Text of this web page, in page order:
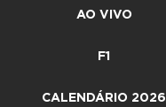
AO VIVO
F1
CALENDÁRIO 2026